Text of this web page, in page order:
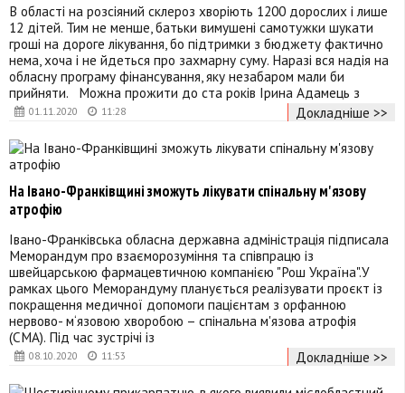
01.11.2020 11:28
В області на розсіяний склероз хворіють 1200 дорослих і лише
12 дітей. Тим не менше, батьки вимушені самотужки шукати
гроші на дороге лікування, бо підтримки з бюджету фактично
нема, хоча і не йдеться про захмарну суму. Наразі вся надія на
обласну програму фінансування, яку незабаром мали би
прийняти. Можна прожити до ста років Ірина Адамець з
Докладніше >>
08.10.2020 11:53
На Івано-Франківщині зможуть лікувати спінальну м'язову
атрофію
Івано-Франківська обласна державна адміністрація підписала
Меморандум про взаєморозуміння та співпрацю із
швейцарською фармацевтичною компанією "Рош Україна".У
рамках цього Меморандуму планується реалізувати проєкт із
покращення медичної допомоги пацієнтам з орфанною
нервово- м‘язовою хворобою – спінальна м'язова атрофія
(СМА). Під час зустрічі із
Докладніше >>